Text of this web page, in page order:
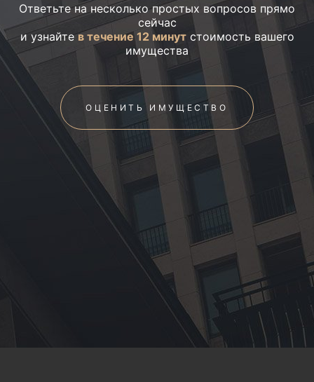
Ответьте на несколько простых вопросов прямо
сейчас
и узнайтев течение 12 минутстоимость вашего
имущества
ОЦЕНИТЬ ИМУЩЕСТВО